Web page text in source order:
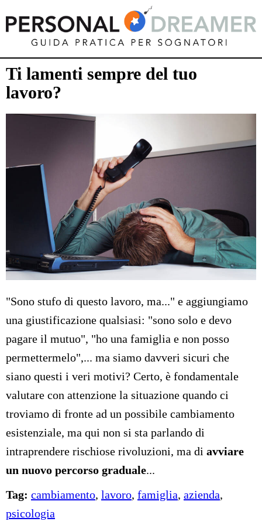
Ti lamenti sempre del tuo
lavoro?
"Sono stufo di questo lavoro, ma..." e aggiungiamo
una giustificazione qualsiasi: "sono solo e devo
pagare il mutuo", "ho una famiglia e non posso
permettermelo",... ma siamo davveri sicuri che
siano questi i veri motivi? Certo, è fondamentale
valutare con attenzione la situazione quando ci
troviamo di fronte ad un possibile cambiamento
esistenziale, ma qui non si sta parlando di
intraprendere rischiose rivoluzioni, ma di avviare
un nuovo percorso graduale...
Tag: cambiamento, lavoro, famiglia, azienda,
psicologia